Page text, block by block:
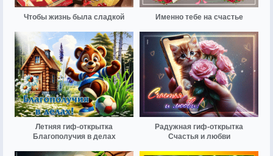
Чтобы жизнь была сладкой Именно тебе на счастье
Летняя гиф-открытка
Благополучия в делах
Радужная гиф-открытка
Счастья и любви